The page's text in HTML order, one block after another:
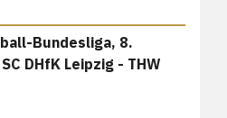
Bundesliga, 8.
DHfK Leipzig - THW